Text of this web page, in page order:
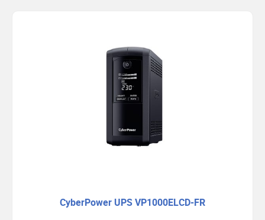
CyberPower UPS VP1000ELCD-FR